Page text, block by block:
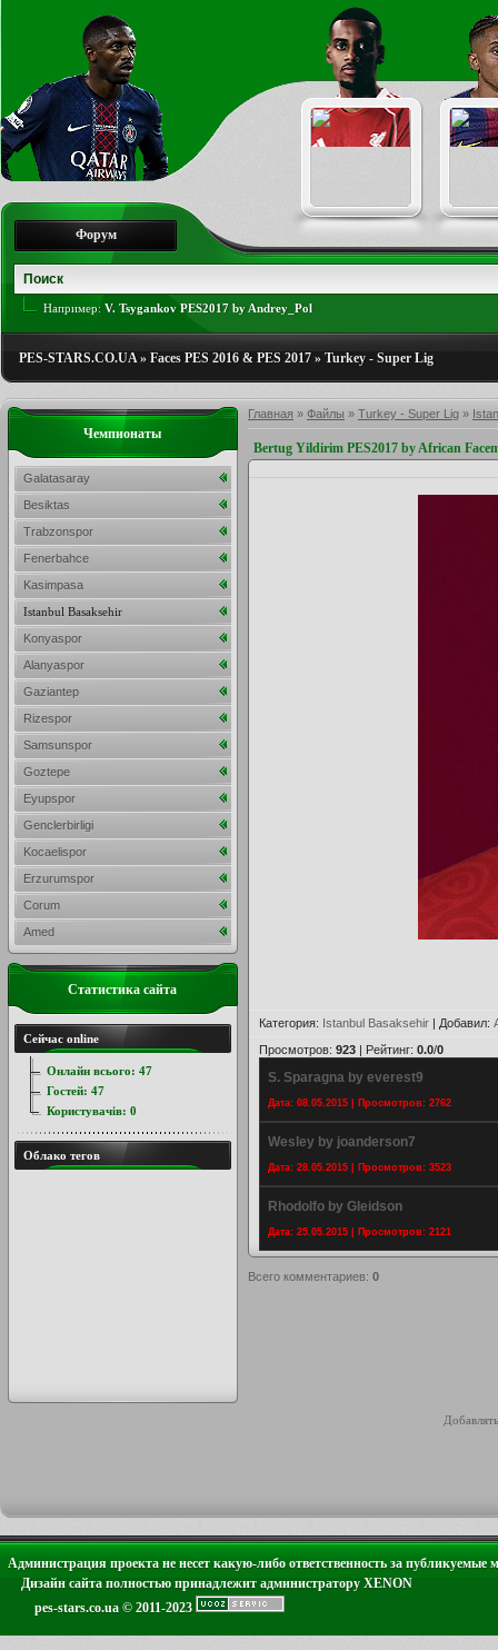
Форум
Например: V. Tsygankov PES2017 by Andrey_Pol
PES-STARS.CO.UA» Faces PES 2016 & PES 2017 » Turkey - Super Lig
Главная » Файлы » Turkey - Super Lig »
Bertug Yildirim PES2017 by African
Категория: Istanbul Basaksehir | Добавил:
Просмотров: 923 | Рейтинг: 0.0/0
S. Sparagna by everest9
Дата: 08.05.2015 | Просмотров: 2762
Wesley by joanderson7
Дата: 28.05.2015 | Просмотров: 3523
Rhodolfo by Gleidson
Дата: 25.05.2015 | Просмотров: 2121
Всего комментариев: 0
Чемпионаты
Galatasaray
Besiktas
Trabzonspor
Fenerbahce
Kasimpasa
Istanbul Basaksehir
Konyaspor
Alanyaspor
Gaziantep
Rizespor
Samsunspor
Goztepe
Eyupspor
Genclerbirligi
Kocaelispor
Erzurumspor
Corum
Amed
Статистика сайта
Сейчас online
Онлайн всього: 47
Гостей: 47
Користувачів: 0
Облако тегов
Администрация проекта не несет какую-либо ответственность за публикуемые
Дизайн сайта полностью принадлежит администратору XENON
pes-stars.co.ua © 2011-2023